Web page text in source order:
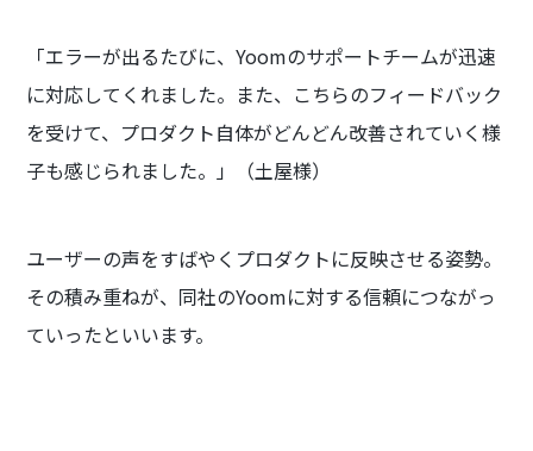
「エラーが出るたびに、Yoomのサポートチームが迅速
に対応してくれました。また、こちらのフィードバック
を受けて、プロダクト自体がどんどん改善されていく様
子も感じられました。」（土屋様）
ユーザーの声をすばやくプロダクトに反映させる姿勢。
その積み重ねが、同社のYoomに対する信頼につながっ
ていったといいます。